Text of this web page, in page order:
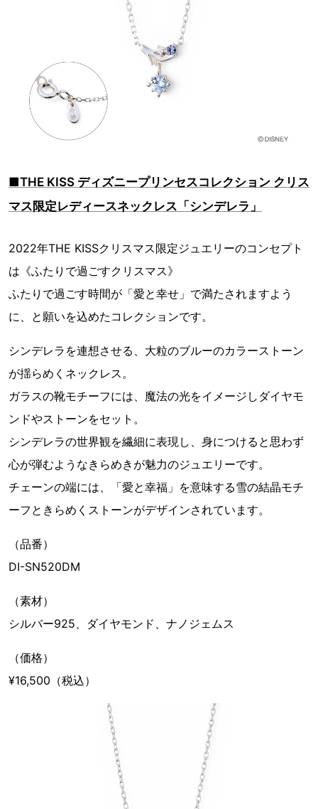
■THE KISS ディズニープリンセスコレクション クリス
マス限定レディースネックレス「シンデレラ」
2022年THE KISSクリスマス限定ジュエリーのコンセプト
は《ふたりで過ごすクリスマス》
ふたりで過ごす時間が「愛と幸せ」で満たされますよう
に、と願いを込めたコレクションです。
シンデレラを連想させる、大粒のブルーのカラーストーン
が揺らめくネックレス。
ガラスの靴モチーフには、魔法の光をイメージしダイヤモ
ンドやストーンをセット。
シンデレラの世界観を繊細に表現し、身につけると思わず
心が弾むようなきらめきが魅力のジュエリーです。
チェーンの端には、「愛と幸福」を意味する雪の結晶モチ
ーフときらめくストーンがデザインされています。
（品番）
DI-SN520DM
（素材）
シルバー925、ダイヤモンド、ナノジェムス
（価格）
¥16,500（税込）